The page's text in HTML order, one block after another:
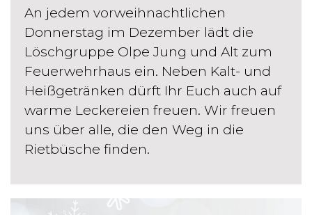
An jedem vorweihnachtlichen
Donnerstag im Dezember lädt die
Löschgruppe Olpe Jung und Alt zum
Feuerwehrhaus ein. Neben Kalt- und
Heißgetränken dürft Ihr Euch auch auf
warme Leckereien freuen. Wir freuen
uns über alle, die den Weg in die
Rietbüsche finden.